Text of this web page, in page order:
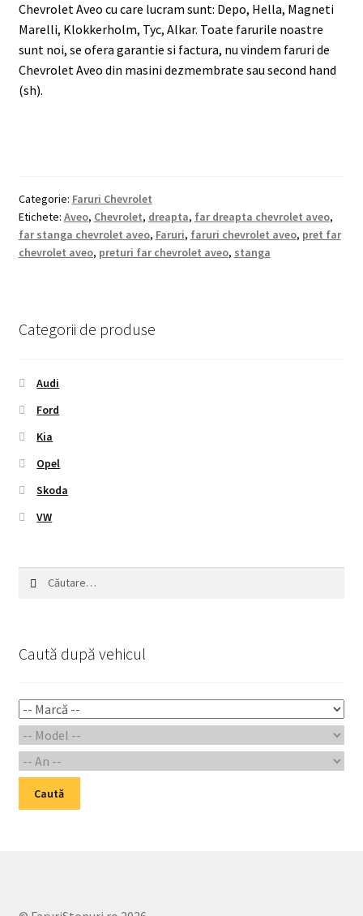
Chevrolet Aveo cu care lucram sunt: Depo, Hella, Magneti
Marelli, Klokkerholm, Tyc, Alkar. Toate farurile noastre
sunt noi, se ofera garantie si factura, nu vindem faruri de
Chevrolet Aveo din masini dezmembrate sau second hand
(sh).
Categorie: Faruri Chevrolet
Etichete: Aveo, Chevrolet, dreapta, far dreapta chevrolet aveo,
far stanga chevrolet aveo, Faruri, faruri chevrolet aveo, pret far
chevrolet aveo, preturi far chevrolet aveo, stanga
Categorii de produse
Audi
Ford
Kia
Opel
Skoda
VW
Caută după vehicul
Caută